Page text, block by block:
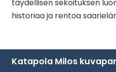
täydellisen sekoituksen
historiaa ja rentoa
Katapola Milos